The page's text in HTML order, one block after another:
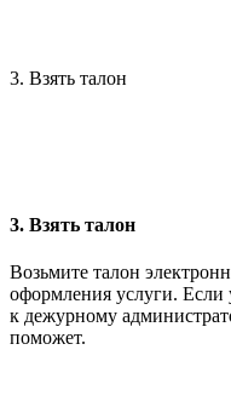
3. Взять талон
3. Взять талон
Возьмите талон
оформления услуги. Если
к дежурному
поможет.